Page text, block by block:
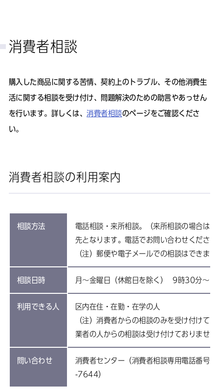
消費者相談
購入した商品に関する苦情、契約上のトラブル、その他消費生
活に関する相談を受け付け、問題解決のための助言やあっせん
を行います。詳しくは、消費者相談のページをご確認くださ
い。
消費者相談の利用案内
相談方法
電話相談・来所相談。（来所相談の場合は、
先となります。電話でお問い合わせください
（注）郵便や電子メールでの相談はできませ
相談日時 月～金曜日（休館日を除く） 9時30分～
利用できる人
区内在住・在勤・在学の人
（注）消費者からの相談のみを受け付けて
業者の人からの相談は受け付けておりません
問い合わせ
消費者センター（消費者相談専用電話番号
-7644）